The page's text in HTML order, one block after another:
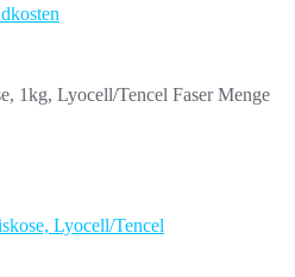
1kg, Lyocell/Tencel Faser Menge
Lyocell/Tencel